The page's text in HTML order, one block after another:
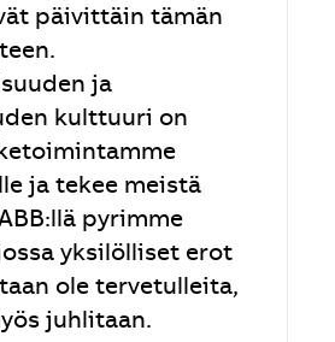
päivittäin tämän
ja
kulttuuri on
ja tekee meistä
pyrimme
yksilölliset erot
ole tervetulleita,
juhlitaan.